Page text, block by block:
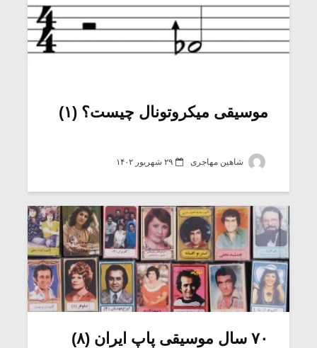
موسیقی میکروتونال چیست؟ (۱)
شاهین مهاجری ۲۹ شهریور ۱۴۰۲
۷۰ سال موسیقی پاپ ایران (۸)